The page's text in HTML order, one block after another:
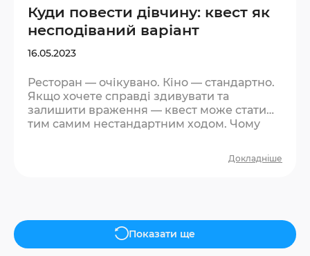
Куди повести дівчину: квест як
несподіваний варіант
16.05.2023
Ресторан — очікувано. Кіно — стандартно.
Якщо хочете справді здивувати та
залишити враження — квест може стати
тим самим нестандартним ходом. Чому
дівчат не чекають такої пропозиції — і вже
необхідності бути ідеальним. Є гра, є
атмосфера, є спонтанні реакції — а саме
вони запам’ятовуються….
Докладніше
Показати ще